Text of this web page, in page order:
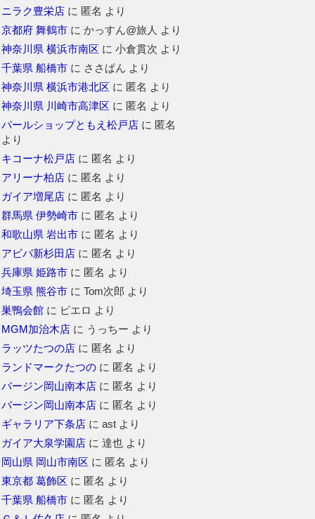
ニラク豊栄店 に 匿名 より
京都府 舞鶴市 にかっすん@旅人 より
神奈川県 横浜市南区 に小倉貫次 より
千葉県 船橋市 に ささぱん より
神奈川県 横浜市港北区 に 匿名 より
神奈川県 川崎市高津区 に 匿名 より
パールショップともえ松戸店 に 匿名
より
キコーナ松戸店 に 匿名 より
アリーナ柏店 に 匿名 より
ガイア増尾店 に 匿名 より
群馬県 伊勢崎市 に 匿名 より
和歌山県 岩出市 に 匿名 より
アビバ新杉田店 に 匿名 より
兵庫県 姫路市 に 匿名 より
埼玉県 熊谷市 にTom次郎 より
巣鴨会館 に ピエロ より
MGM加治木店 に うっちー より
ラッツたつの店 に 匿名 より
ランドマークたつの に 匿名 より
バージン岡山南本店 に 匿名 より
バージン岡山南本店 に 匿名 より
ギャラリア下条店 にast より
ガイア大泉学園店 に達也 より
岡山県 岡山市南区 に 匿名 より
東京都 葛飾区 に 匿名 より
千葉県 船橋市 に 匿名 より